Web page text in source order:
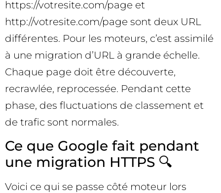
https://votresite.com/page et
http://votresite.com/page sont deux URL
différentes. Pour les moteurs, c’est assimilé
à une migration d’URL à grande échelle.
Chaque page doit être découverte,
recrawlée, reprocessée. Pendant cette
phase, des fluctuations de classement et
de trafic sont normales.
Ce que Google fait pendant
une migration HTTPS 🔍
Voici ce qui se passe côté moteur lors